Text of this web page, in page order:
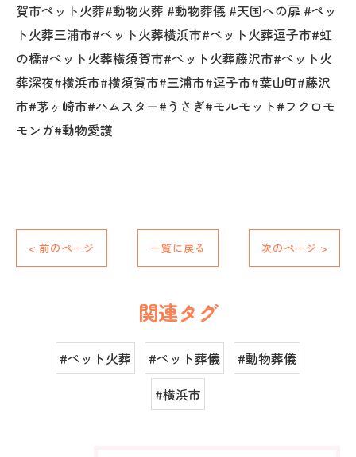
賀市ペット火葬#動物火葬 #動物葬儀 #天国への扉 #ペッ
ト火葬三浦市#ペット火葬横浜市#ペット火葬逗子市#虹
の橋#ペット火葬横須賀市#ペット火葬藤沢市#ペット火
葬深夜#横浜市#横須賀市#三浦市#逗子市#葉山町#藤沢
市#茅ヶ崎市#ハムスター#うさぎ#モルモット#フクロモ
モンガ#動物愛護
< 前のページ 一覧に戻る 次のページ >
関連タグ
#ペット火葬 #ペット葬儀
#動物葬儀
#横浜市